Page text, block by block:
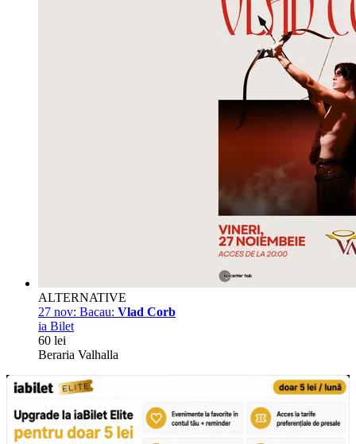
ALTERNATIVE
27 nov: Bacau: Vlad Corb
ia Bilet
60 lei
Beraria Valhalla